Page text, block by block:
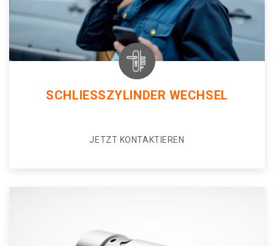
SCHLIESSZYLINDER WECHSEL
JETZT KONTAKTIEREN